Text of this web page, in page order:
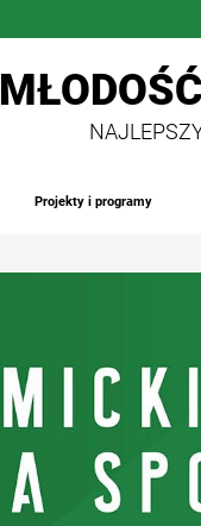
Projekty i programy